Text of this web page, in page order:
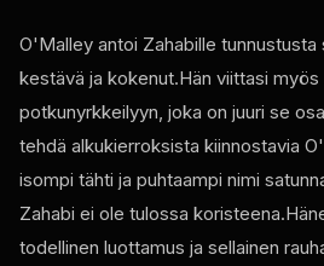
O'Malley antoi Zahabille tunnustusta
kestävä ja kokenut.Hän viittasi myös
potkunyrkkeilyyn, joka on juuri se
tehdä alkukierroksista kiinnostavia
isompi tähti ja puhtaampi nimi
Zahabi ei ole tulossa
todellinen luottamus ja sellainen